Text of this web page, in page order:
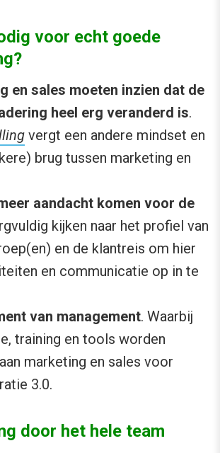
voor echt goede
en sales moeten inzien dat de
heel erg veranderd is.
vergt een andere mindset en
brug tussen marketing en
aandacht komen voor de
kijken naar het profiel van
en de klantreis om hier
en communicatie op in te
van management. Waarbij
training en tools worden
marketing en sales voor
3.0.
door het hele team